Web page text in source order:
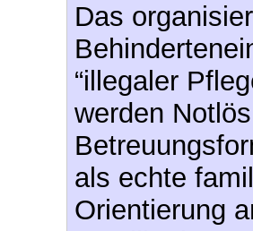
Das
“illegaler
werden
als echte
Orientierung